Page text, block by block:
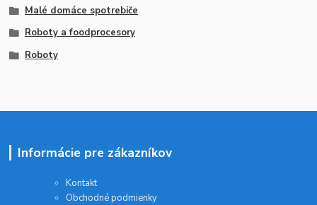
Malé domáce spotrebiče
Roboty a foodprocesory
Roboty
Informácie pre zákazníkov
Kontakt
Obchodné podmienky